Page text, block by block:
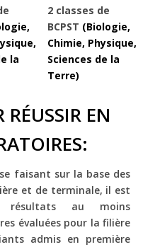
la
2 classes de
BCPST (Biologie,
Chimie, Physique,
Sciences de la
Terre)
EN
faisant sur la base des
et de terminale, il est
résultats au moins
évaluées pour la filière
admis en première